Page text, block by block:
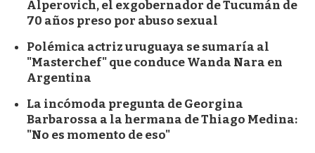
Alperovich, el exgobernador de Tucumán de
70 años preso por abuso sexual
Polémica actriz uruguaya se sumaría al
"Masterchef" que conduce Wanda Nara en
Argentina
La incómoda pregunta de Georgina
Barbarossa a la hermana de Thiago Medina:
"No es momento de eso"